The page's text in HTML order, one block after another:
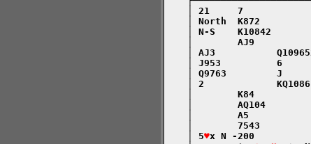
│ 21     7
│ North  K872
│ N-S    K10842
│        AJ9
│ AJ3
│ J953          6
│ Q9763         J
│ 2
│        K84
│        AQ104
│        A5
│        7543
    │ 5
♥x N -200